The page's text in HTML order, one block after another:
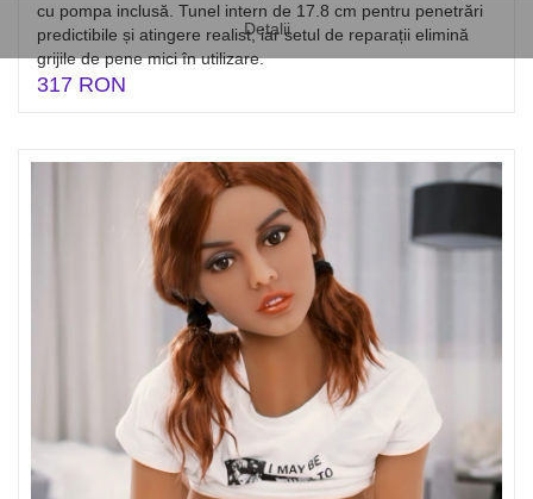
Detalii
cu pompa inclusă. Tunel intern de 17.8 cm pentru penetrări
predictibile și atingere realist, iar setul de reparații elimină
grijile de pene mici în utilizare.
317 RON